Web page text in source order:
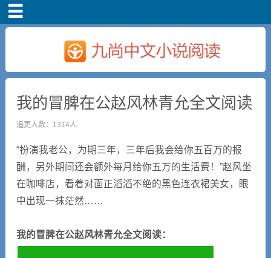
我的冒脾在公赵风林青允全文阅读
追更人数：1314人
“扮演我老公，为期三年，三年后我会给你五百万的报
酬，另外期间还会额外每月给你五万的生活费！”赵风坐
在咖啡店，看着对面正滔滔不绝的黑色连衣裙美女，眼
中出现一抹茫然……
我的冒脾在公赵风林青允全文阅读：